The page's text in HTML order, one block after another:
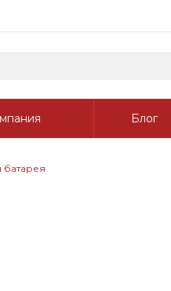
Блог
батарея